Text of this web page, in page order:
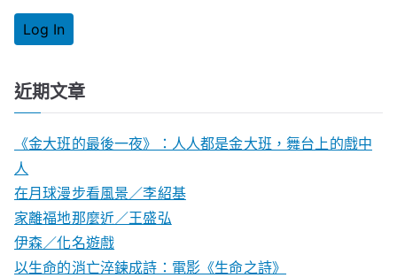
近期文章
《金大班的最後一夜》：人人都是金大班，舞台上的戲中
人
在月球漫步看風景／李紹基
家離福地那麼近／王盛弘
伊森／化名遊戲
以生命的消亡淬鍊成詩：電影《生命之詩》